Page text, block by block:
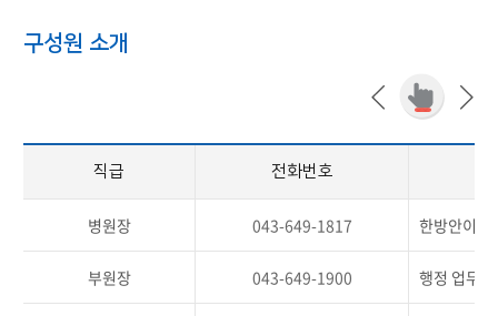
구성원 소개
직급 전화번호
병원장 043-649-1817 한방안이비
부원장 043-649-1900 행정 업무